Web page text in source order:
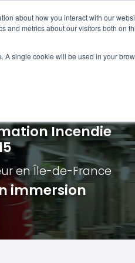
about how you interact with our
metrics about our visitors both on
A single cookie will be used in your
file
établissements de
secteur tertiaire
secteur industriel
Incendie
en Île-de-France
immersion